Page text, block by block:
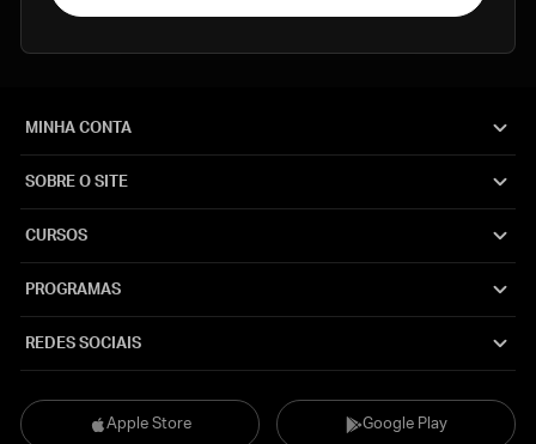
Apple Store Google Play
MINHA CONTA
SOBRE O SITE
CURSOS
PROGRAMAS
REDES SOCIAIS